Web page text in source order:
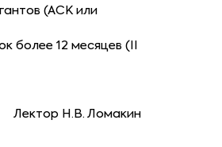
(АСК или
более 12 месяцев (II
Лектор Н.В. Ломакин